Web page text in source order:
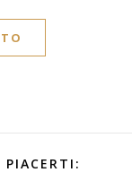
PIACERTI: